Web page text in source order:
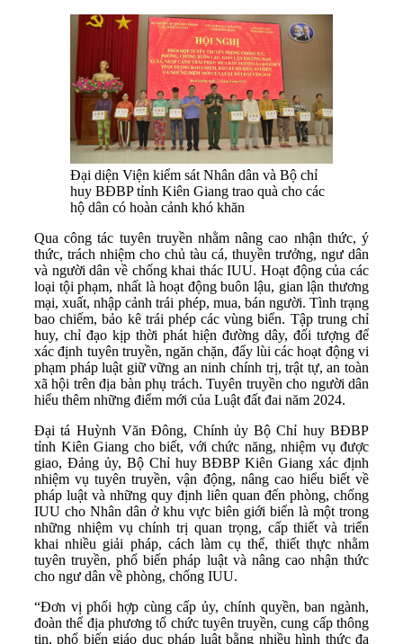
Đại diện Viện kiểm sát Nhân dân và Bộ chỉ
huy BĐBP tỉnh Kiên Giang trao quà cho các
hộ dân có hoàn cảnh khó khăn
Qua công tác tuyên truyền nhằm nâng cao nhận thức, ý
thức, trách nhiệm cho chủ tàu cá, thuyền trưởng, ngư dân
và người dân về chống khai thác IUU. Hoạt động của các
loại tội phạm, nhất là hoạt động buôn lậu, gian lận thương
mại, xuất, nhập cảnh trái phép, mua, bán người. Tình trạng
bao chiếm, bảo kê trái phép các vùng biển. Tập trung chỉ
huy, chỉ đạo kịp thời phát hiện đường dây, đối tượng để
xác định tuyên truyền, ngăn chặn, đẩy lùi các hoạt động vi
phạm pháp luật giữ vững an ninh chính trị, trật tự, an toàn
xã hội trên địa bàn phụ trách. Tuyên truyền cho người dân
hiểu thêm những điểm mới của Luật đất đai năm 2024.
Đại tá Huỳnh Văn Đông, Chính ủy Bộ Chỉ huy BĐBP
tỉnh Kiên Giang cho biết, với chức năng, nhiệm vụ được
giao, Đảng ủy, Bộ Chỉ huy BĐBP Kiên Giang xác định
nhiệm vụ tuyên truyền, vận động, nâng cao hiểu biết về
pháp luật và những quy định liên quan đến phòng, chống
IUU cho Nhân dân ở khu vực biên giới biển là một trong
những nhiệm vụ chính trị quan trọng, cấp thiết và triển
khai nhiều giải pháp, cách làm cụ thể, thiết thực nhằm
tuyên truyền, phổ biến pháp luật và nâng cao nhận thức
cho ngư dân về phòng, chống IUU.
“Đơn vị phối hợp cùng cấp ủy, chính quyền, ban ngành,
đoàn thể địa phương tổ chức tuyên truyền, cung cấp thông
tin, phổ biến giáo dục pháp luật bằng nhiều hình thức đa